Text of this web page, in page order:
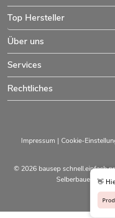
Top Hersteller
Über uns
Services
Rechtliches
© 2026 bausep
Selberbauer und
Impressum | Cookie-